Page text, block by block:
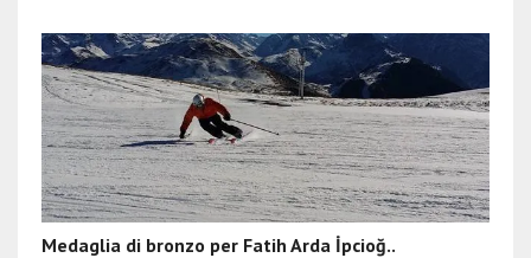
Medaglia di bronzo per Fatih Arda İpcioğ..